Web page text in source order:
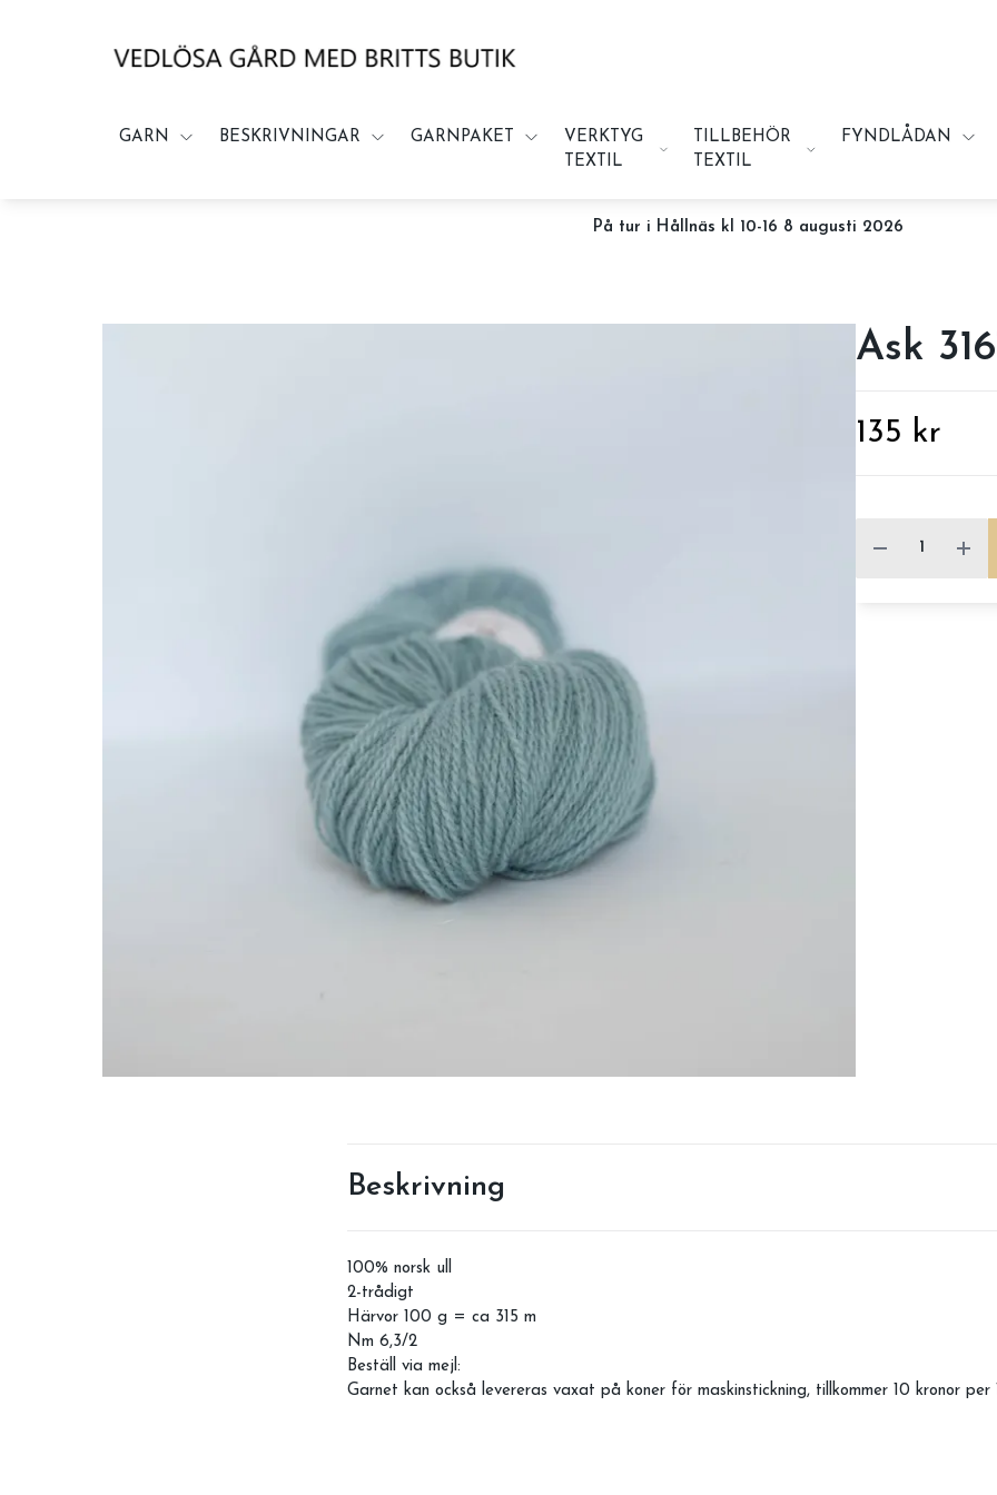
GARN BESKRIVNINGAR GARNPAKET
VERKTYG
TEXTIL
TILLBEHÖR
TEXTIL
FYNDLÅDAN
På tur i Hållnäs kl 10-16 8 augusti 2026
Ask
135 kr
Beskrivning
100% norsk ull
2-trådigt
Härvor 100 g = ca 315 m
Nm 6,3/2
Beställ via mejl:
Garnet kan också levereras vaxat på koner för maskinstickning, tillkommer 10 kronor per